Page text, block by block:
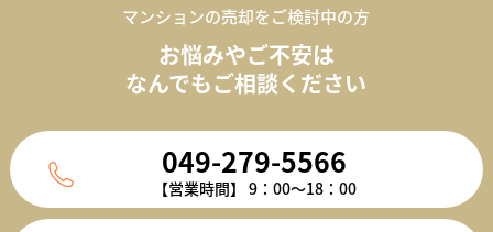
マンションの売却をご検討中の方
お悩みやご不安は
なんでもご相談ください
049-279-5566
【営業時間】 9：00～18：00